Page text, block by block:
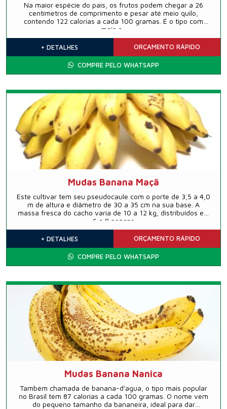
Na maior espécie do país, os frutos podem chegar a 26
centímetros de comprimento e pesar até meio quilo,
contendo 122 calorias a cada 100 gramas. É o tipo com
mais q...
+ DETALHES ORÇAMENTO RÁPIDO
COMPRE PELO WHATSAPP
Mudas Banana Maçã
Este cultivar tem seu pseudocaule com o porte de 3,5 a 4,0
m de altura e diâmetro de 30 a 35 cm na sua base. A
massa fresca do cacho varia de 10 a 12 kg, distribuídos em
6 a 8 pencas
+ DETALHES ORÇAMENTO RÁPIDO
COMPRE PELO WHATSAPP
Mudas Banana Nanica
Também chamada de banana-d'agua, o tipo mais popular
no Brasil tem 87 calorias a cada 100 gramas. O nome vem
do pequeno tamanho da bananeira, ideal para dar